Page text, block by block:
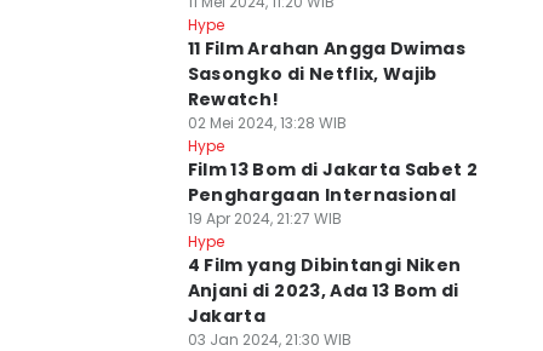
Hype
11 Film Arahan Angga Dwimas
Sasongko di Netflix, Wajib
Rewatch!
02 Mei 2024, 13:28 WIB
Hype
Film 13 Bom di Jakarta Sabet 2
Penghargaan Internasional
19 Apr 2024, 21:27 WIB
Hype
4 Film yang Dibintangi Niken
Anjani di 2023, Ada 13 Bom di
Jakarta
03 Jan 2024, 21:30 WIB